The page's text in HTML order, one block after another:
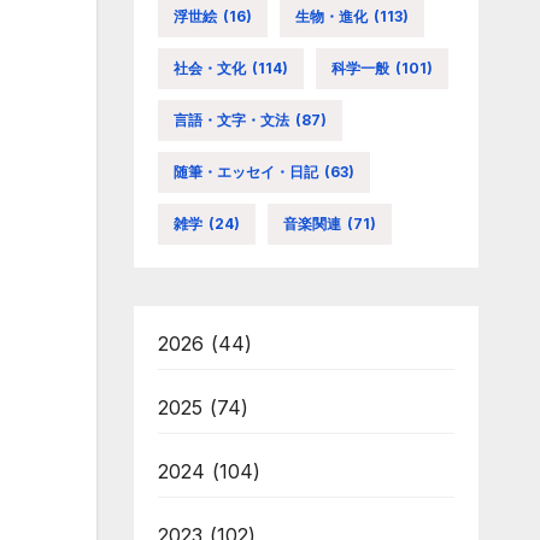
浮世絵 (16) 生物・進化 (113)
社会・文化 (114) 科学一般 (101)
言語・文字・文法 (87)
随筆・エッセイ・日記 (63)
雑学 (24) 音楽関連 (71)
2026 (44)
2025 (74)
2024 (104)
2023 (102)